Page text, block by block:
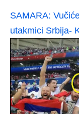
SAMARA:
utakmici Srbija-